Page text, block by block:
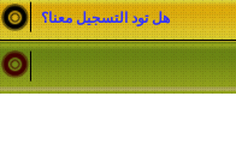
هل تود التسجيل معنا؟